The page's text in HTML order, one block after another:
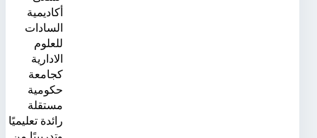
أكاديمية
السادات
للعلوم
الادارية
كجامعة
حكومية
مستقلة
رائدة تعليميًا